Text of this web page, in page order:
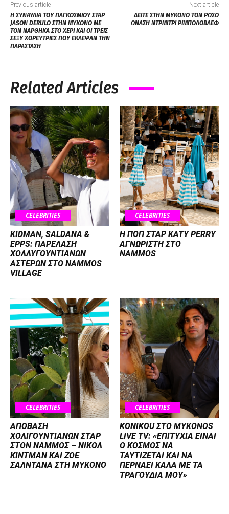
Previous article
Η ΣΥΝΑΥΛΙΑ ΤΟΥ ΠΑΓΚΟΣΜΙΟΥ ΣΤΑΡ
JASON DERULO ΣΤΗΝ ΜΥΚΟΝΟ ΜΕ
ΤΟΝ ΝΑΡΘΗΚΑ ΣΤΟ ΧΕΡΙ ΚΑΙ ΟΙ ΤΡΕΙΣ
ΣΕΞΥ ΧΟΡΕΥΤΡΙΕΣ ΠΟΥ ΕΚΛΕΨΑΝ ΤΗΝ
ΠΑΡΑΣΤΑΣΗ
Next article
ΔΕΙΤΕ ΣΤΗΝ ΜΥΚΟΝΟ ΤΟΝ ΡΩΣΟ
ΩΝΑΣΗ ΝΤΡΜΙΤΡΙ ΡΙΜΠΟΛΟΒΛΕΦ
Related Articles
CELEBRITIES
KIDMAN, SALDANA &
EPPS: ΠΑΡΕΛΑΣΗ
ΧΟΛΛΥΓΟΥΝΤΙΑΝΩΝ
ΑΣΤΕΡΩΝ ΣΤΟ NAMMOS
VILLAGE
CELEBRITIES
H ΠΟΠ ΣΤΑΡ KATY PERRY
ΑΓΝΩΡΙΣΤΗ ΣΤΟ
NAMMOS
CELEBRITIES
ΑΠΟΒΑΣΗ
ΧΟΛΙΓΟΥΝΤΙΑΝΩΝ ΣΤΑΡ
ΣΤΟΝ NΑΜΜΟΣ – ΝΙΚΟΛ
ΚΙΝΤΜΑΝ ΚΑΙ ΖΟΕ
ΣΑΛΝΤΑΝΑ ΣΤΗ ΜΥΚΟΝΟ
CELEBRITIES
KONIKOU ΣΤΟ MYKONOS
LIVE TV: «ΕΠΙΤΥΧΙΑ ΕΙΝΑΙ
Ο ΚΟΣΜΟΣ ΝΑ
ΤΑΥΤΙΖΕΤΑΙ KAI ΝΑ
ΠΕΡΝΑΕΙ ΚΑΛΑ ΜΕ ΤΑ
ΤΡΑΓΟΥΔΙΑ ΜΟΥ»